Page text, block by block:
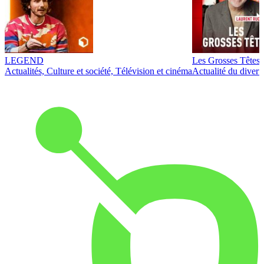
LEGEND
Actualités, Culture et société, Télévision et cinéma
Les Grosses Têtes
Actualité du